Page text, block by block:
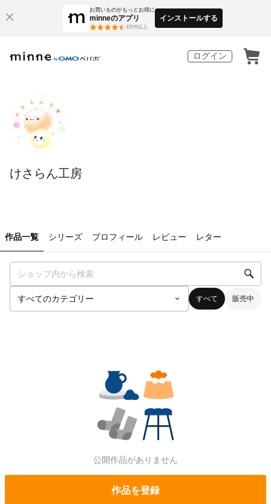
お買いものがもっとお得に
minneのアプリ
3万件以上
インストールする
ログイン
けさらん工房
作品一覧 シリーズ プロフィール レビュー レター
すべて 販売中
公開作品がありません
作品を登録